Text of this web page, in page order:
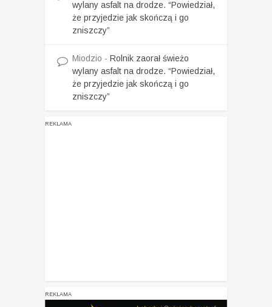
wylany asfalt na drodze. “Powiedział,
że przyjedzie jak skończą i go
zniszczy”
Miodzio - Rolnik zaorał świeżo
wylany asfalt na drodze. “Powiedział,
że przyjedzie jak skończą i go
zniszczy”
REKLAMA
REKLAMA